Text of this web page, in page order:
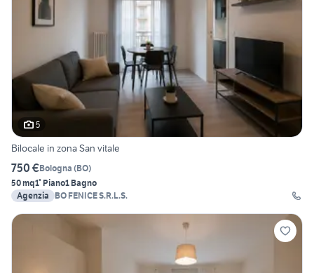
5
Bilocale in zona San vitale
750 €Bologna (BO)
50 mq1° Piano1 Bagno
Agenzia
BO FENICE S.R.L.S.